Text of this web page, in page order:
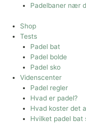
Padelbaner nær
Shop
Tests
Padel bat
Padel bolde
Padel sko
Videnscenter
Padel regler
Hvad er padel?
Hvad koster det
Hvilket padel